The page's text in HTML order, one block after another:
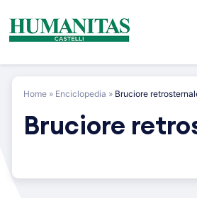
content
Home » Enciclopedia » Bruciore
Bruciore